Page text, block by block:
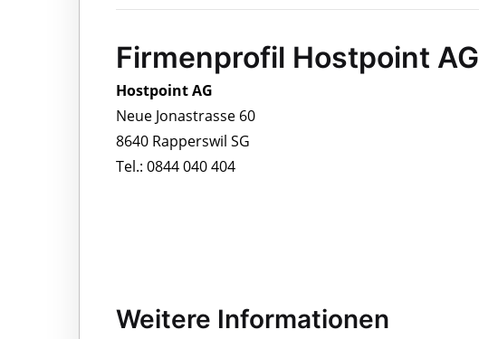
Firmenprofil Hostpoint AG
Hostpoint AG
Neue Jonastrasse 60
8640 Rapperswil SG
Tel.: 0844 040 404
Weitere Informationen